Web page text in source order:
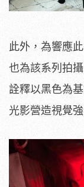
此外，為響應
也為該系列拍
詮釋以黑色為
光影營造視覺